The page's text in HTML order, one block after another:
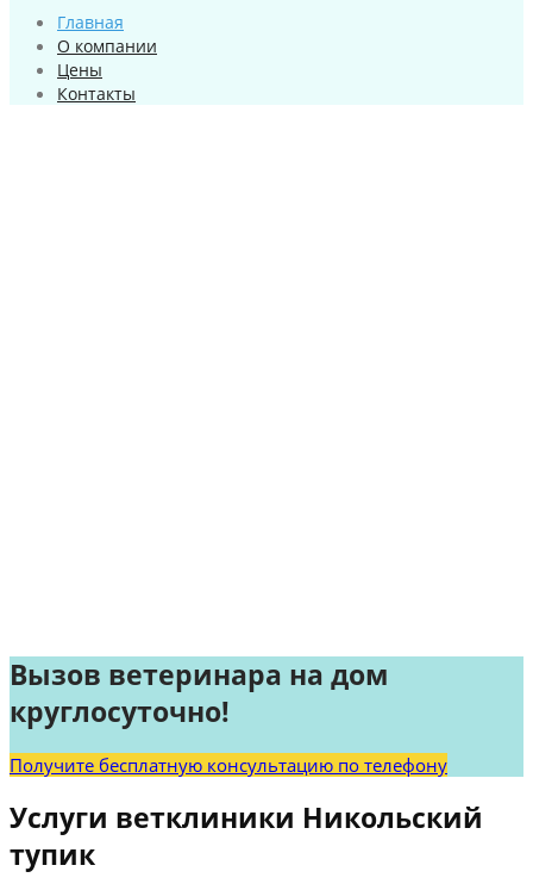
Главная
О компании
Цены
Контакты
Вызов ветеринара на дом
круглосуточно!
Получите бесплатную консультацию по телефону
Услуги ветклиники Никольский
тупик